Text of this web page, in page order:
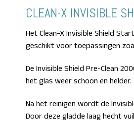
CLEAN-X INVISIBLE
Het Clean-X Invisible Shield
geschikt voor toepassingen
De Invisible Shield Pre-Clean
het glas weer schoon en helder.
Na het reinigen wordt de
Door deze gladde laag hecht